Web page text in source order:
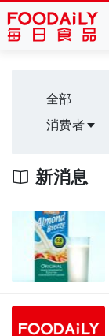
全部
消费者
新消息